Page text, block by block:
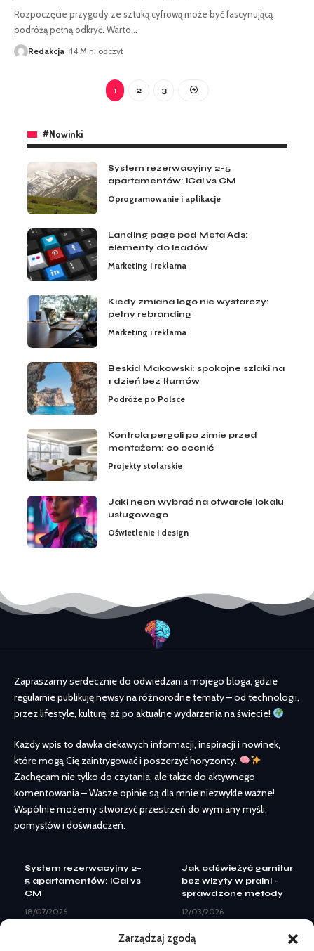
Zarządzaj zgodą
Rozpoczęcie przygody ze sztuką cyfrową może być fascynującą
podróżą pełną odkryć. Warto
Redakcja 14 Min. odczyt
1 2 3
#Nowinki
System rezerwacyjny 2–5
apartamentów: iCal vs CM
Oprogramowanie i aplikacje
Landing page pod Meta Ads:
elementy do leadów
Marketing i reklama
Kiedy zmiana logo nie wystarczy:
pełny rebranding
Marketing i reklama
Beskid Makowski: spokojne szlaki na
1 dzień bez tłumów
Podróże po Polsce
Kontrola pergoli po zimie przed
montażem: co ocenić
Projekty stolarskie
Jaki neon wybrać na otwarcie lokalu
usługowego
Oświetlenie i design
Zapraszamy serdecznie do odwiedzania mojego bloga, gdzie
regularnie publikuję newsy na różnorodne tematy – od technologii,
przez lifestyle, kulturę, aż po aktualne wydarzenia na świecie!
Każdy wpis to dawka ciekawych informacji, inspiracji i nowinek,
które mogą Cię zaintrygować i poszerzyć horyzonty.
Zachęcam nie tylko do czytania, ale także do aktywnego
komentowania – Wasze opinie są dla mnie niezwykle ważne!
Wspólnie możemy stworzyć przestrzeń do wymiany myśli,
pomysłów i doświadczeń.
System rezerwacyjny 2–
5 apartamentów: iCal vs
CM
18/07/2026
Jak odświeżyć garnitur
bez wizyty w pralni –
sprawdzone metody
12/03/2026
mienie osobiste z UK —